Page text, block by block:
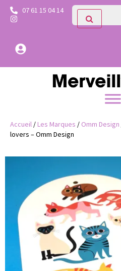
07 61 15 04 14
Accueil /Les Marques / Omm Design
lovers – Omm Design